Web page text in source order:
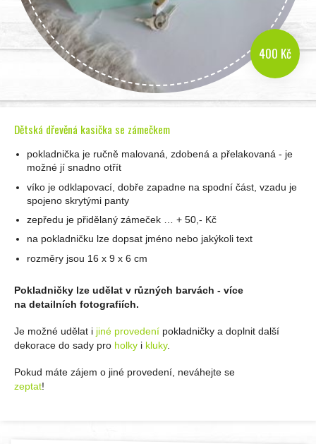
400 Kč
Dětská dřevěná kasička se zámečkem
pokladnička je ručně malovaná, zdobená a přelakovaná - je
možné jí snadno otřít
víko je odklapovací, dobře zapadne na spodní část, vzadu je
spojeno skrytými panty
zepředu je přidělaný zámeček … + 50,- Kč
na pokladničku lze dopsat jméno nebo jakýkoli text
rozměry jsou 16 x 9 x 6 cm
Pokladničky lze udělat v různých barvách - více
na detailních fotografiích.
Je možné udělat i jiné provedení pokladničky a doplnit další
dekorace do sady pro holky i kluky.
Pokud máte zájem o jiné provedení, neváhejte se
zeptat!